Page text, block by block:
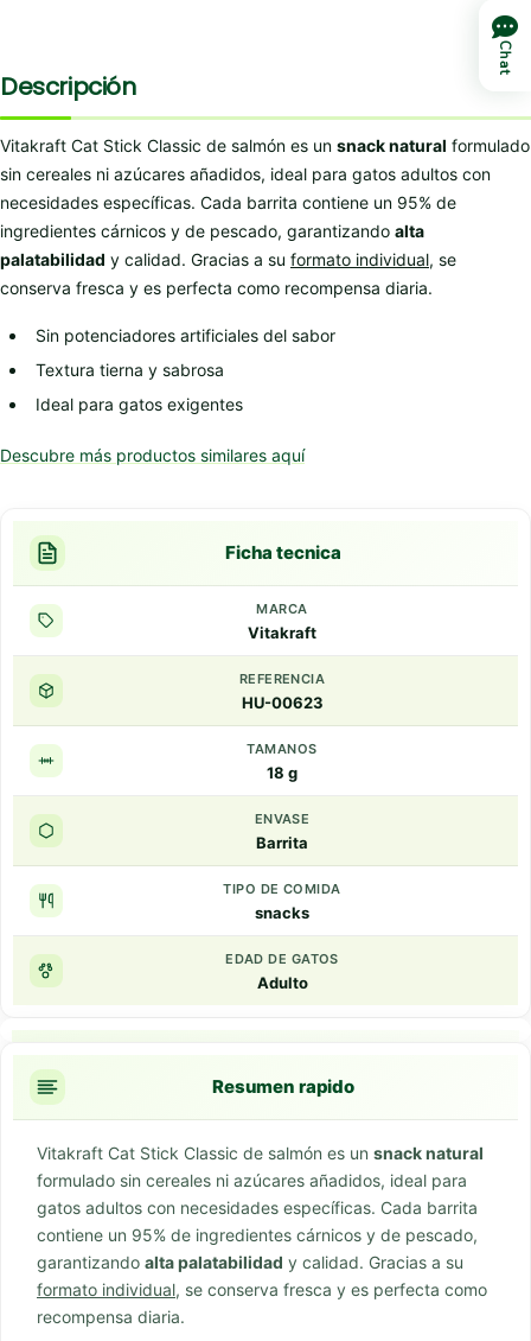
Descripción
Vitakraft Cat Stick Classic de salmón es un snack natural formulado
sin cereales ni azúcares añadidos, ideal para gatos adultos con
necesidades específicas. Cada barrita contiene un 95% de
ingredientes cárnicos y de pescado, garantizando alta
palatabilidad y calidad. Gracias a su formato individual, se
conserva fresca y es perfecta como recompensa diaria.
Sin potenciadores artificiales del sabor
Textura tierna y sabrosa
Ideal para gatos exigentes
Descubre más productos similares aquí
Ficha tecnica
MARCA
Vitakraft
REFERENCIA
HU-00623
TAMANOS
18 g
ENVASE
Barrita
TIPO DE COMIDA
snacks
EDAD DE GATOS
Adulto
Resumen rapido
Vitakraft Cat Stick Classic de salmón es un snack natural
formulado sin cereales ni azúcares añadidos, ideal para
gatos adultos con necesidades específicas. Cada barrita
contiene un 95% de ingredientes cárnicos y de pescado,
garantizando alta palatabilidad y calidad. Gracias a su
formato individual, se conserva fresca y es perfecta como
recompensa diaria.
Chat